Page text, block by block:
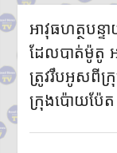
១៩% ន
លោក ហ្
គ្រោង
៣០,០០
ក្នុងសង្
ក្នុងរ
តាមប្រ
សញ្ញ
អាវុធហត្ថបន្ទ
ដែលបាត់ម៉ូតូ
ត្រូវរឹបអូសពីក្
ក្រុងប៉ោយប៉ែត